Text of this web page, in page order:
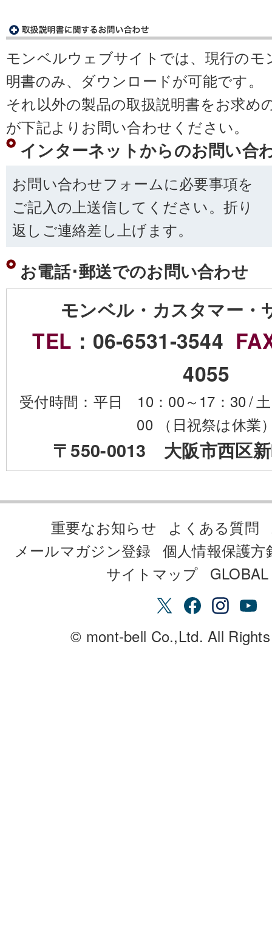
モンベルウェブサイトでは、現行のモ
明書のみ、ダウンロードが可能です。
それ以外の製品の取扱説明書をお求め
が下記よりお問い合わせください。
インターネットからのお問い合
お問い合わせフォームに必要事項を
ご記入の上送信してください。折り
返しご連絡差し上げます。
お電話･郵送でのお問い合わせ
モンベル・カスタマー・
TEL ：06-6531-3544
4055
受付時間：平日 10：00～17：30/
00 （日祝祭は休業
〒550-0013 大阪市西区
重要なお知らせ よくある質問
メールマガジン登録 個人情報保護方
サイトマップ
© mont-bell Co.,Ltd. All